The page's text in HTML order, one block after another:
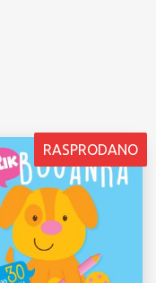
RASPRODANO